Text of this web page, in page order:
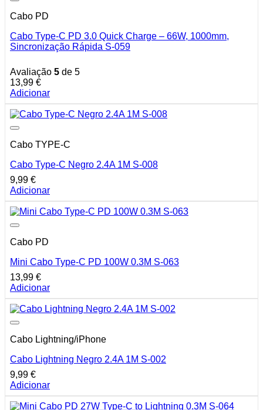
Cabo PD
Cabo Type-C PD 3.0 Quick Charge – 66W, 1000mm,
Sincronização Rápida S-059
Avaliação 5 de 5
13,99 €
Adicionar
Cabo TYPE-C
Cabo Type-C Negro 2.4A 1M S-008
9,99 €
Adicionar
Cabo PD
Mini Cabo Type-C PD 100W 0.3M S-063
13,99 €
Adicionar
Cabo Lightning/iPhone
Cabo Lightning Negro 2.4A 1M S-002
9,99 €
Adicionar